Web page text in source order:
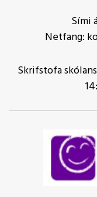
Sími
Netfang:
Skrifstofa